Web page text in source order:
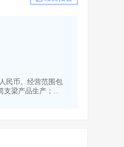
经营AI云平台>
民币。经营范围包
支梁产品生产；...